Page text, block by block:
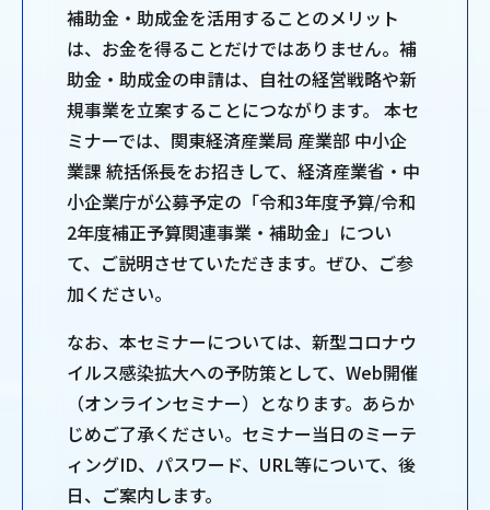
補助金・助成金を活用することのメリット
は、お金を得ることだけではありません。補
助金・助成金の申請は、自社の経営戦略や新
規事業を立案することにつながります。 本セ
ミナーでは、関東経済産業局 産業部 中小企
業課 統括係長をお招きして、経済産業省・中
小企業庁が公募予定の「令和3年度予算/令和
2年度補正予算関連事業・補助金」につい
て、ご説明させていただきます。ぜひ、ご参
加ください。
なお、本セミナーについては、新型コロナウ
イルス感染拡大への予防策として、Web開催
（オンラインセミナー）となります。あらか
じめご了承ください。セミナー当日のミーテ
ィングID、パスワード、URL等について、後
日、ご案内します。